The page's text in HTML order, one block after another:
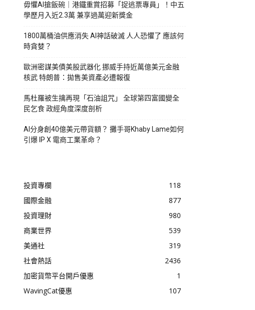
毋懼AI搶飯碗｜港鐵重賞招募「捉逃票專員」！中五
學歷月入近2.3萬 兼享過萬迎新獎金
1800萬桶油供應消失 AI神話破滅 人人恐懼了 應該何
時貪婪？
歐洲密謀美債美股武器化 挪威手持近萬億美元金融
核武 特朗普：拋售美資產必遭報復
馬杜羅被生擒再現「石油詛咒」 全球第四富國變全
民乞食 政經角度深度剖析
AI分身創40億美元帶貨額？ 攤手哥Khaby Lame如何
引爆 IP X 電商工業革命？
投資專欄
118
國際金融
877
投資理財
980
商業世界
539
美通社
319
社會熱話
2436
加密貨幣平台開戶優惠
1
WavingCat優惠
107